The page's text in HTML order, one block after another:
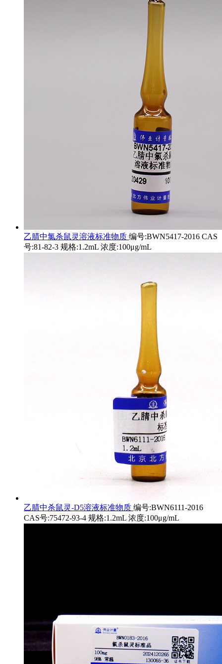
乙腈中氯杀鼠灵溶液标准物质 编号:BWN5417-2016 CAS
号:81-82-3 规格:1.2mL 浓度:100μg/mL
乙腈中杀鼠灵-D5溶液标准物质 编号:BWN6111-2016
CAS号:75472-93-4 规格:1.2mL 浓度:100μg/mL